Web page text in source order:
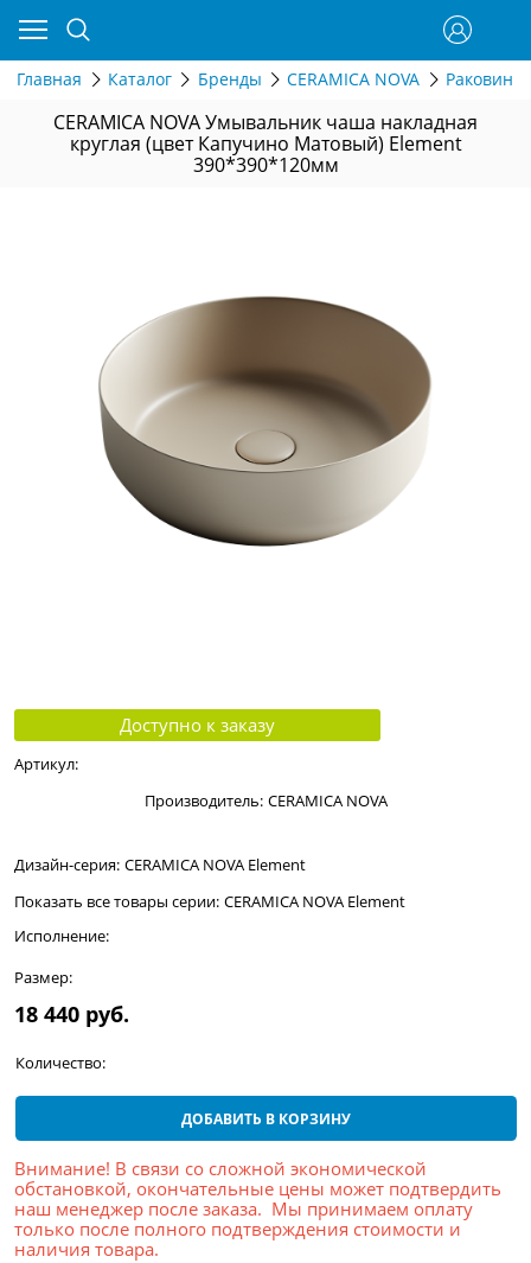
Главная Каталог Бренды CERAMICA NOVA Раковины
CERAMICA NOVA Умывальник чаша накладная
круглая (цвет Капучино Матовый) Element
390*390*120мм
Доступно к заказу
Артикул:
Производитель: CERAMICA NOVA
Дизайн-серия: CERAMICA NOVA Element
Показать все товары серии: CERAMICA NOVA Element
Исполнение:
Размер:
18 440 руб.
Количество:
ДОБАВИТЬ В КОРЗИНУ
Внимание! В связи со сложной экономической
обстановкой, окончательные цены может подтвердить
наш менеджер после заказа. Мы принимаем оплату
только после полного подтверждения стоимости и
наличия товара.